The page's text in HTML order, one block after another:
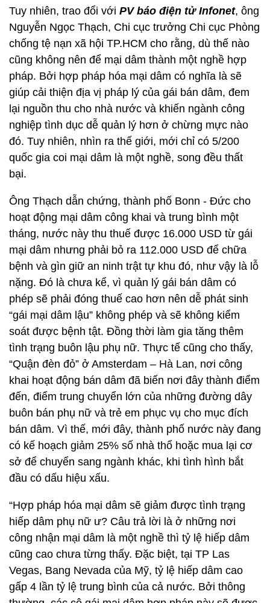
Tuy nhiên, trao đổi với PV báo điện tử Infonet, ông
Nguyễn Ngọc Thạch, Chi cục trưởng Chi cục Phòng
chống tệ nạn xã hội TP.HCM cho rằng, dù thế nào
cũng không nên để mại dâm thành một nghề hợp
pháp. Bởi hợp pháp hóa mại dâm có nghĩa là sẽ
giúp cải thiện địa vị pháp lý của gái bán dâm, đem
lại nguồn thu cho nhà nước và khiến ngành công
nghiệp tình dục dễ quản lý hơn ở chừng mực nào
đó. Tuy nhiên, nhìn ra thế giới, mới chỉ có 5/200
quốc gia coi mại dâm là một nghề, song đều thất
bại.
Ông Thạch dẫn chứng, thành phố Bonn - Đức cho
hoạt động mại dâm công khai và trung bình một
tháng, nước này thu thuế được 16.000 USD từ gái
mại dâm nhưng phải bỏ ra 112.000 USD để chữa
bệnh và gìn giữ an ninh trật tự khu đó, như vậy là lỗ
nặng. Đó là chưa kể, vì quản lý gái bán dâm có
phép sẽ phải đóng thuế cao hơn nên dễ phát sinh
“gái mại dâm lậu” không phép và sẽ không kiểm
soát được bệnh tật. Đồng thời làm gia tăng thêm
tình trạng buôn lậu phụ nữ. Thực tế cũng cho thấy,
“Quận đèn đỏ” ở Amsterdam – Hà Lan, nơi công
khai hoạt động bán dâm đã biến nơi đây thành điểm
đến, điểm trung chuyển lớn của những đường dây
buôn bán phụ nữ và trẻ em phục vụ cho mục đích
bán dâm. Vì thế, mới đây, thành phố nước này đang
có kế hoạch giảm 25% số nhà thổ hoặc mua lại cơ
sở để chuyển sang ngành khác, khi tình hình bắt
đầu có dấu hiệu xấu.
“Hợp pháp hóa mại dâm sẽ giảm được tình trạng
hiếp dâm phụ nữ ư? Câu trả lời là ở những nơi
công nhận mại dâm là một nghề thì tỷ lệ hiếp dâm
cũng cao chưa từng thấy. Đặc biệt, tại TP Las
Vegas, Bang Nevada của Mỹ, tỷ lệ hiếp dâm cao
gấp 4 lần tỷ lệ trung bình của cả nước. Bởi thông